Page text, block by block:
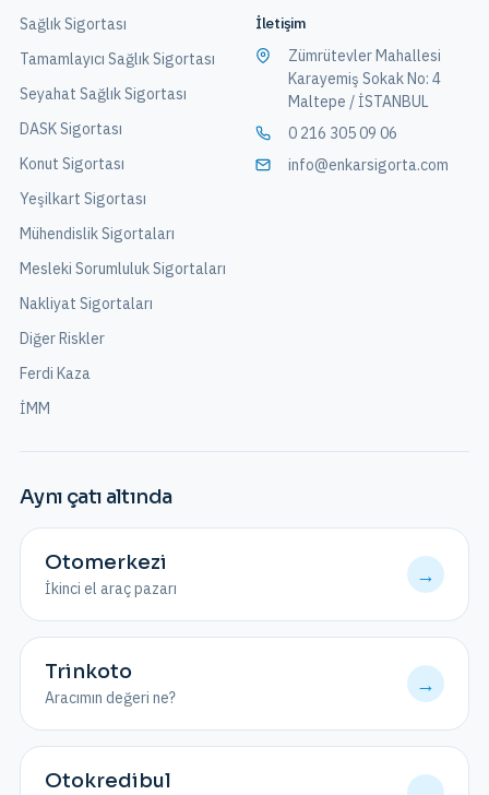
Sağlık Sigortası
Tamamlayıcı Sağlık Sigortası
Seyahat Sağlık Sigortası
DASK Sigortası
Konut Sigortası
Yeşilkart Sigortası
Mühendislik Sigortaları
Mesleki Sorumluluk Sigortaları
Nakliyat Sigortaları
Diğer Riskler
Ferdi Kaza
İMM
İletişim
Zümrütevler Mahallesi
Karayemiş Sokak No: 4
Maltepe / İSTANBUL
0 216 305 09 06
info@enkarsigorta.com
Aynı çatı altında
Otomerkezi
İkinci el araç pazarı
→
Trinkoto
Aracımın değeri ne?
→
Otokredibul